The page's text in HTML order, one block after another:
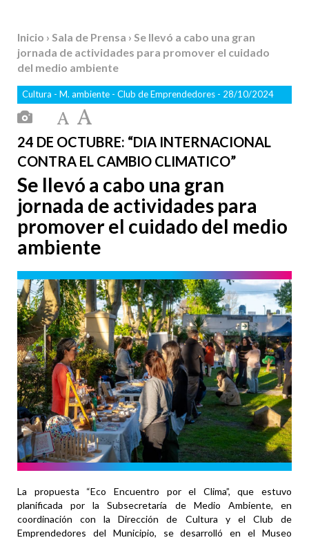
Inicio › Sala de Prensa › Se llevó a cabo una gran
jornada de actividades para promover el cuidado
del medio ambiente
Cultura - M. ambiente - Club de Emprendedores - 28/10/2024
24 DE OCTUBRE: “DIA INTERNACIONAL
CONTRA EL CAMBIO CLIMATICO”
Se llevó a cabo una gran
jornada de actividades para
promover el cuidado del medio
ambiente
La propuesta “Eco Encuentro por el Clima”, que estuvo
planificada por la Subsecretaría de Medio Ambiente, en
coordinación con la Dirección de Cultura y el Club de
Emprendedores del Municipio, se desarrolló en el Museo